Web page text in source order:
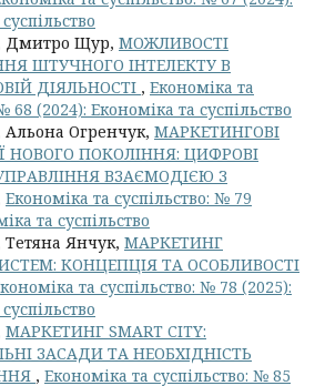
Дмитро Щур, МОЖЛИВОСТІ
ШТУЧНОГО ІНТЕЛЕКТУ В
ДІЯЛЬНОСТІ , Економіка та
68 (2024): Економіка та суспільство
Альона Огренчук, МАРКЕТИНГОВІ
НОВОГО ПОКОЛІННЯ: ЦИФРОВІ
ВЗАЄМОДІЄЮ З
Економіка та суспільство: № 79
та суспільство
Тетяна Янчук, МАРКЕТИНГ
КОНЦЕПЦІЯ ТА ОСОБЛИВОСТІ
та суспільство: № 78 (2025):
МАРКЕТИНГ SMART CITY:
ЗАСАДИ ТА НЕОБХІДНІСТЬ
, Економіка та суспільство: № 85